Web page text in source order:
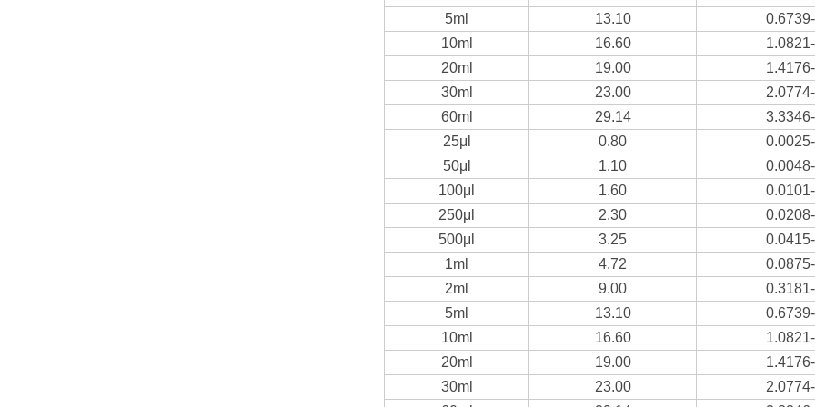
5ml
13.10
10ml
16.60
20ml
19.00
30ml
23.00
60ml
29.14
25μl
0.80
50μl
1.10
100μl
1.60
250μl
2.30
500μl
3.25
1ml
4.72
2ml
9.00
5ml
13.10
10ml
16.60
20ml
19.00
30ml
23.00